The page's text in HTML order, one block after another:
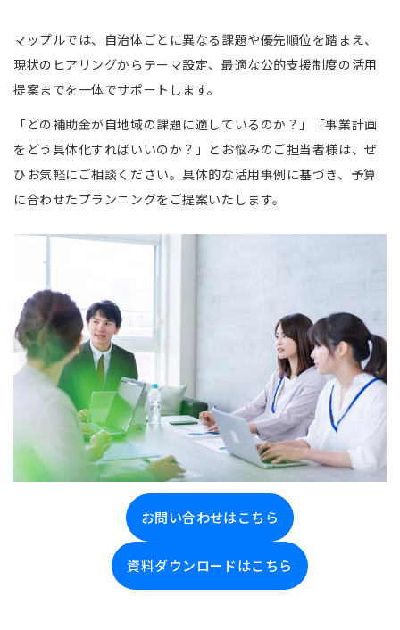
マップルでは、自治体ごとに異なる課題や優先順位を踏まえ、
現状のヒアリングからテーマ設定、最適な公的支援制度の活用
提案までを一体でサポートします。
「どの補助金が自地域の課題に適しているのか？」「事業計画
をどう具体化すればいいのか？」とお悩みのご担当者様は、ぜ
ひお気軽にご相談ください。具体的な活用事例に基づき、予算
に合わせたプランニングをご提案いたします。
お問い合わせはこちら
資料ダウンロードはこちら